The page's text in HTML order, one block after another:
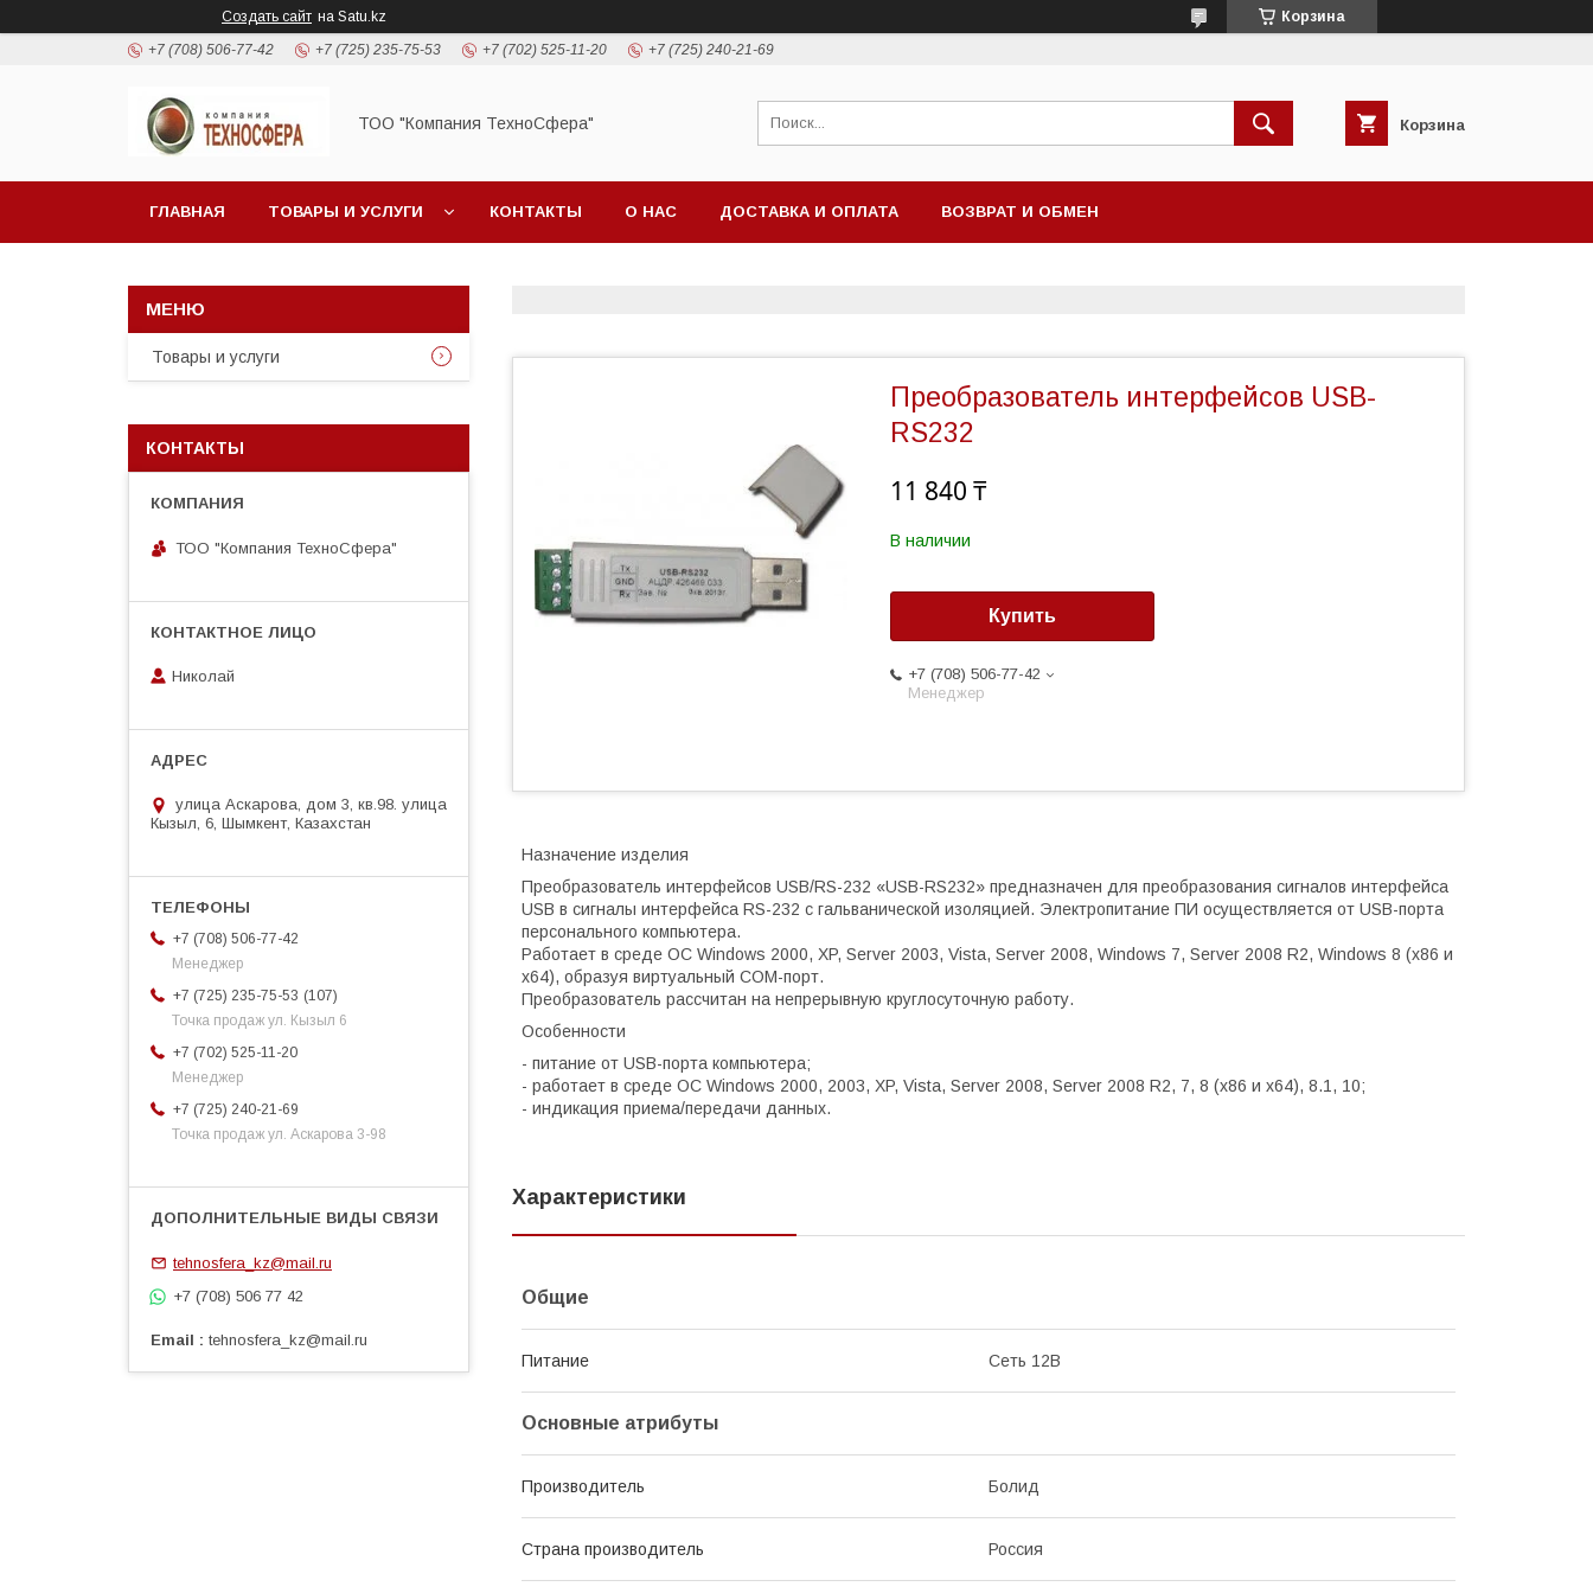
Создать сайт на Satu.kz Корзина
+7 (708) 506-77-42 +7 (725) 235-75-53 +7 (702) 525-11-20 +7 (725) 240-21-69
ТОО "Компания ТехноСфера" Корзина
ГЛАВНАЯ ТОВАРЫ И УСЛУГИ КОНТАКТЫ О НАС ДОСТАВКА И ОПЛАТА ВОЗВРАТ И ОБМЕН
Преобразователь интерфейсов USB-
RS232
11 840 ₸
В наличии
Купить
+7 (708) 506-77-42
Менеджер
Назначение изделия
Преобразователь интерфейсов USB/RS-232 «USB-RS232» предназначен для преобразования сигналов интерфейса
USB в сигналы интерфейса RS-232 с гальванической изоляцией. Электропитание ПИ осуществляется от USB-порта
персонального компьютера.
Работает в среде ОС Windows 2000, XP, Server 2003, Vista, Server 2008, Windows 7, Server 2008 R2, Windows 8 (x86 и
x64), образуя виртуальный COM-порт.
Преобразователь рассчитан на непрерывную круглосуточную работу.
Особенности
- питание от USB-порта компьютера;
- работает в среде ОС Windows 2000, 2003, XP, Vista, Server 2008, Server 2008 R2, 7, 8 (х86 и х64), 8.1, 10;
- индикация приема/передачи данных.
Характеристики
Общие
Питание Сеть 12В
Основные атрибуты
Производитель Болид
Страна производитель Россия
Товары и услуги
КОНТАКТЫ
ТОО "Компания ТехноСфера"
Николай
улица Аскарова, дом 3, кв.98. улица
Кызыл, 6, Шымкент, Казахстан
+7 (708) 506-77-42
Менеджер
+7 (725) 235-75-53
107
Точка продаж ул. Кызыл 6
+7 (702) 525-11-20
Менеджер
+7 (725) 240-21-69
Точка продаж ул. Аскарова 3-98
tehnosfera_kz@mail.ru
+7 (708) 506 77 42
Email tehnosfera_kz@mail.ru